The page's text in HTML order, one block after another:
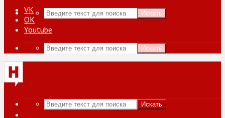
Искать
VK
ОК
Youtube
Искать
Искать